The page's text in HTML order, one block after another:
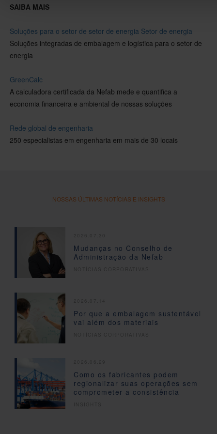
SAIBA MAIS
Soluções para o setor de setor de energia Setor de energia
Soluções integradas de embalagem e logística para o setor de
energia
GreenCalc
A calculadora certificada da Nefab mede e quantifica a
economia financeira e ambiental de nossas soluções
Rede global de engenharia
250 especialistas em engenharia em mais de 30 locais
NOSSAS ÚLTIMAS NOTÍCIAS E INSIGHTS
Mudanças no Conselho de
Administração da Nefab
Por que a embalagem sustentável
vai além dos materiais
Como os fabricantes podem
regionalizar suas operações sem
comprometer a consistência